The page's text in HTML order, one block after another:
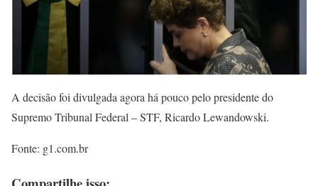
A decisão foi divulgada agora há pouco pelo presidente do
Supremo Tribunal Federal – STF, Ricardo Lewandowski.
Fonte: g1.com.br